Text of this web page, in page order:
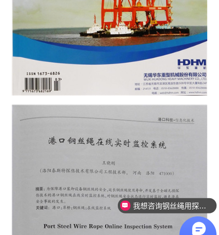
我想咨询钢丝绳用探伤设备。